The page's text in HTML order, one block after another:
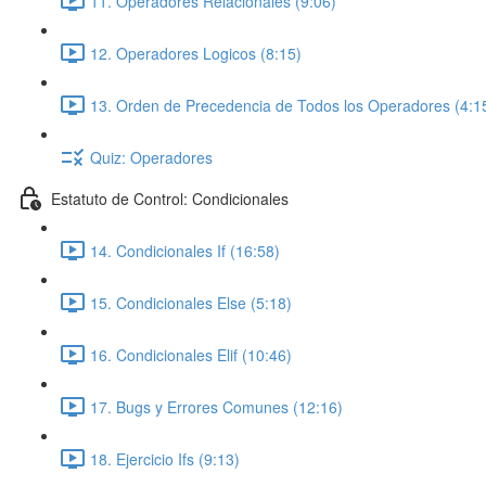
12. Operadores Logicos (8:15)
13. Orden de Precedencia de Todos los Operadores
Quiz: Operadores
Estatuto de Control: Condicionales
14. Condicionales If (16:58)
15. Condicionales Else (5:18)
16. Condicionales Elif (10:46)
17. Bugs y Errores Comunes (12:16)
18. Ejercicio Ifs (9:13)